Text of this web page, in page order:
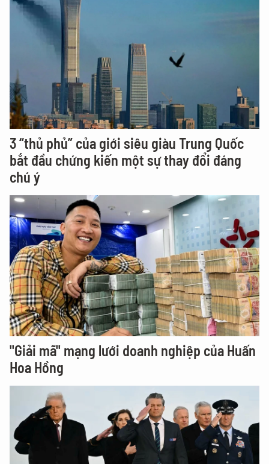
3 “thủ phủ” của giới siêu giàu Trung Quốc
bắt đầu chứng kiến một sự thay đổi đáng
chú ý
"Giải mã" mạng lưới doanh nghiệp của Huấn
Hoa Hồng